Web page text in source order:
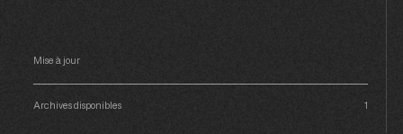
Mise à jour
Archives disponibles 1